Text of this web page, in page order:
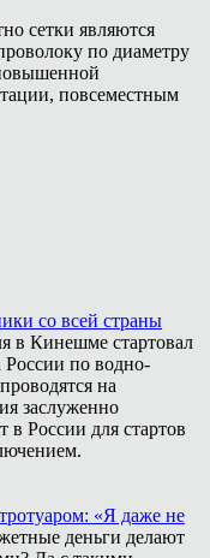
сетки являются
по диаметру
повсеместным
со всей страны
в Кинешме стартовал
России по водно-
на
заслуженно
в России для стартов
«Я даже не
деньги делают